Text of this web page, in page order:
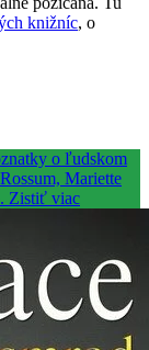
knižníc, o